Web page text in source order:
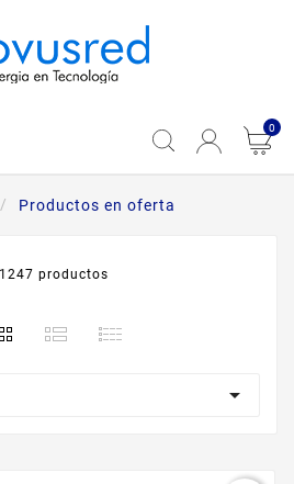
0
Productos en oferta
1247 productos
